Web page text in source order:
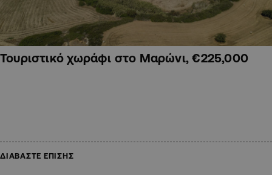
Τουριστικό χωράφι στο Μαρώνι, €225,000
ΔΙΑΒΑΣΤΕ ΕΠΙΣΗΣ